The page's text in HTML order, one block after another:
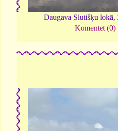
Daugava Slutišķu lokā,
Komentēt (0)